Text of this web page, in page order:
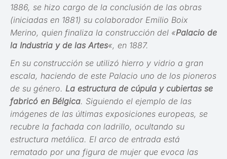
1886, se hizo cargo de la conclusión de las obras
(iniciadas en 1881) su colaborador Emilio Boix
Merino, quien finaliza la construcción del «Palacio de
la Industria y de las Artes«, en 1887.
En su construcción se utilizó hierro y vidrio a gran
escala, haciendo de este Palacio uno de los pioneros
de su género. La estructura de cúpula y cubiertas se
fabricó en Bélgica. Siguiendo el ejemplo de las
imágenes de las últimas exposiciones europeas, se
recubre la fachada con ladrillo, ocultando su
estructura metálica. El arco de entrada está
rematado por una figura de mujer que evoca las